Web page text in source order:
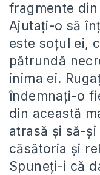
fragmente
Ajutați-o să
este soțul ei,
pătrundă
inima ei.
îndemnați-o
din această
atrasă și să-
căsătoria și
Spuneți-i că